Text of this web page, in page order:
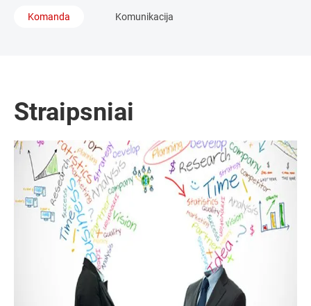
Komanda Komunikacija
Straipsniai